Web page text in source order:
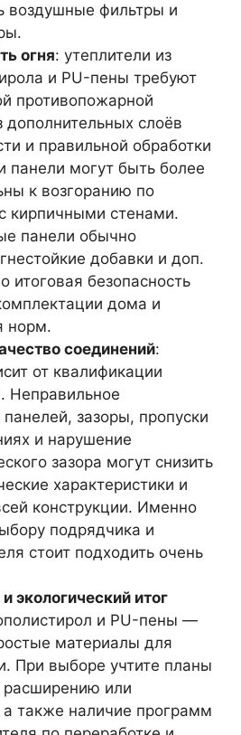
воздушные фильтры и
огня: утеплители из
и PU-пены требуют
противопожарной
дополнительных слоёв
и правильной обработки
панели могут быть более
к возгоранию по
кирпичными стенами.
панели обычно
добавки и доп.
итоговая безопасность
дома и
норм.
соединений:
от квалификации
Неправильное
зазоры, пропуски
и нарушение
зазора могут снизить
характеристики и
конструкции. Именно
подрядчика и
стоит подходить очень
экологический итог
и PU-пены —
материалы для
При выборе учтите планы
расширению или
также наличие программ